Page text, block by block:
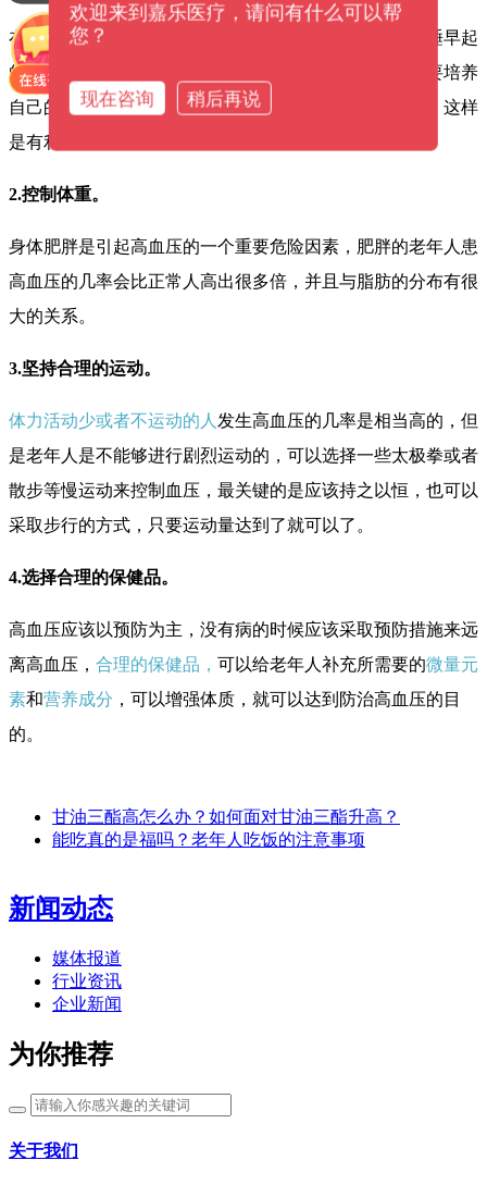
在平时要注意劳逸相结合，要定时上床睡觉，要做到早睡早起
的原则，
，要保证充足的睡眠时间，而且要培养
自己的兴趣爱好，可以学习画画和唱歌之类的娱乐项目，这样
是有利于身心健康的。
2.控制体重。
身体肥胖是引起高血压的一个重要危险因素，肥胖的老年人患
高血压的几率会比正常人高出很多倍，并且与脂肪的分布有很
大的关系。
3.坚持合理的运动。
体力活动少或者不运动的人 发生高血压的几率是相当高的，但
是老年人是不能够进行剧烈运动的，可以选择一些太极拳或者
散步等慢运动来控制血压，最关键的是应该持之以恒，也可以
采取步行的方式，只要运动量达到了就可以了。
4.选择合理的保健品。
高血压应该以预防为主，没有病的时候应该采取预防措施来远
离高血压， 合理的保健品， 可以给老年人补充所需要的微量元
素和营养成分 ，可以增强体质，就可以达到防治高血压的目
的。
甘油三酯高怎么办？如何面对甘油三酯升高？
能吃真的是福吗？老年人吃饭的注意事项
新闻动态
媒体报道
行业资讯
企业新闻
为你推荐
关于我们
欢迎来到嘉乐医疗，请问有什么可以帮
您？
现在咨询 稍后再说